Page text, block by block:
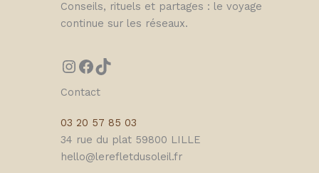
Conseils, rituels et partages : le voyage
continue sur les réseaux.
Contact
03 20 57 85 03
34 rue du plat 59800 LILLE
hello@lerefletdusoleil.fr